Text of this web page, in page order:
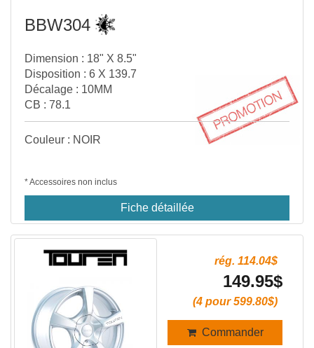
BBW304
Dimension : 18" X 8.5"
Disposition : 6 X 139.7
Décalage : 10MM
CB : 78.1
Couleur : NOIR
* Accessoires non inclus
Fiche détaillée
rég. 114.04$
149.95$
(4 pour 599.80$)
Commander